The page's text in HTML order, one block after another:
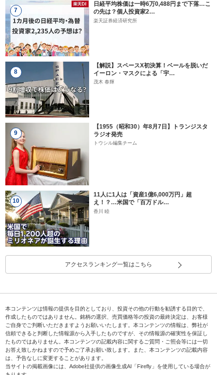
7
日経平均株価は一時6万0,488円まで下落…こ
の先は？個人投資家2…
楽天証券経済研究所
8
【解説】スペースX初決算！ベールを脱いだ
イーロン・マスクによる「宇…
茂木 春輝
9
【1955（昭和30）年8月7日】トランジスタ
ラジオ発売
トウシル編集チーム
10
11人に1人は「資産1億6,000万円」超
え！？…米国で「百万ドル…
香川 睦
アクセスランキング一覧はこちら
本コンテンツは情報の提供を目的としており、投資その他の行動を勧誘する目的で、
作成したものではありません。銘柄の選択、売買価格等の投資の最終決定は、お客様
ご自身でご判断いただきますようお願いいたします。本コンテンツの情報は、弊社が
信頼できると判断した情報源から入手したものですが、その情報源の確実性を保証し
たものではありません。本コンテンツの記載内容に関するご質問・ご照会等には一切
お答え致しかねますので予めご了承お願い致します。また、本コンテンツの記載内容
は、予告なしに変更することがあります。
当サイトの掲載画像には、Adobe社提供の画像生成AI「Firefly」を使用している場合が